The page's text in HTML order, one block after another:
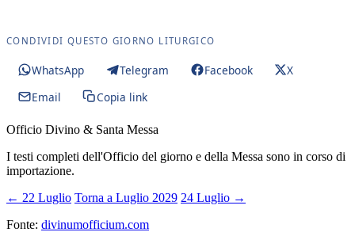
CONDIVIDI QUESTO GIORNO LITURGICO
WhatsApp Telegram Facebook
X
Email
Copia link
Officio Divino & Santa Messa
I testi completi dell'Officio del giorno e della Messa sono in corso di
importazione.
← 22 Luglio Torna a Luglio 2029 24 Luglio →
Fonte: divinumofficium.com